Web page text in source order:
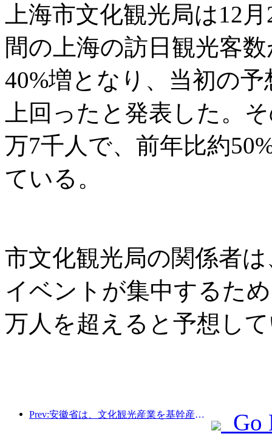
上海市文化観光局は12
間の上海の訪日観光客
40%増となり、当初の
上回ったと発表した。
万7千人で、前年比約
ている。
市文化観光局の関係者
イベントが集中するた
万人を超えると予想し
Prev:安徽省は、文化観光産業を基幹産業に育てることを目指した「第15次5カ年計画」案を発表した。 Go